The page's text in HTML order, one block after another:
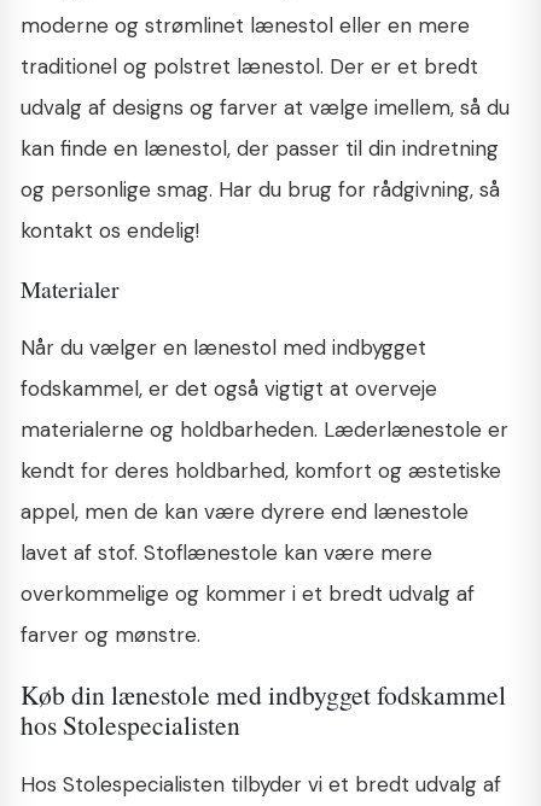
moderne og strømlinet lænestol eller en mere
traditionel og polstret lænestol. Der er et bredt
udvalg af designs og farver at vælge imellem, så du
kan finde en lænestol, der passer til din indretning
og personlige smag. Har du brug for rådgivning, så
kontakt os endelig!
Materialer
Når du vælger en lænestol med indbygget
fodskammel, er det også vigtigt at overveje
materialerne og holdbarheden. Læderlænestole er
kendt for deres holdbarhed, komfort og æstetiske
appel, men de kan være dyrere end lænestole
lavet af stof. Stoflænestole kan være mere
overkommelige og kommer i et bredt udvalg af
farver og mønstre.
Køb din lænestole med indbygget fodskammel
hos Stolespecialisten
Hos Stolespecialisten tilbyder vi et bredt udvalg af